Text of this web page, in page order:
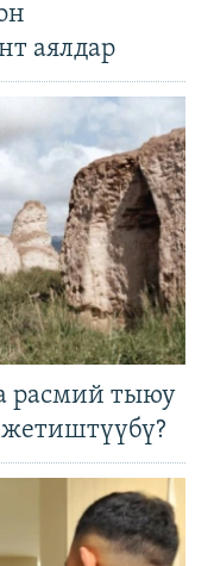
аялдар
расмий тыюу
жетиштүүбү?